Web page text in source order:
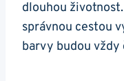
dlouhou
správnou cestou
barvy budou